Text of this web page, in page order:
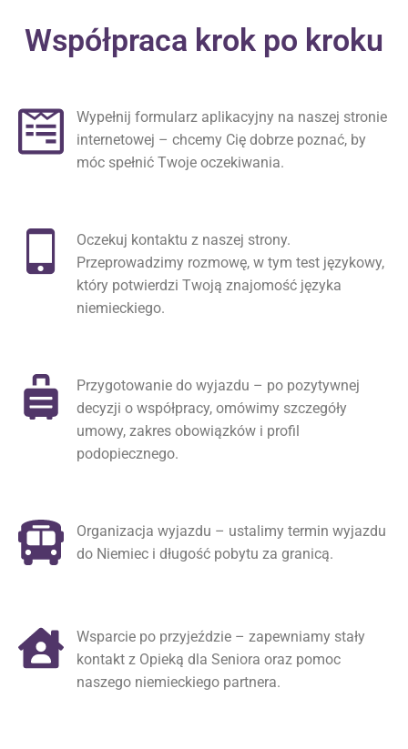
Współpraca krok po kroku
Wypełnij formularz aplikacyjny na naszej stronie
internetowej – chcemy Cię dobrze poznać, by
móc spełnić Twoje oczekiwania.
Oczekuj kontaktu z naszej strony.
Przeprowadzimy rozmowę, w tym test językowy,
który potwierdzi Twoją znajomość języka
niemieckiego.
Przygotowanie do wyjazdu – po pozytywnej
decyzji o współpracy, omówimy szczegóły
umowy, zakres obowiązków i profil
podopiecznego.
Organizacja wyjazdu – ustalimy termin wyjazdu
do Niemiec i długość pobytu za granicą.
Wsparcie po przyjeździe – zapewniamy stały
kontakt z Opieką dla Seniora oraz pomoc
naszego niemieckiego partnera.